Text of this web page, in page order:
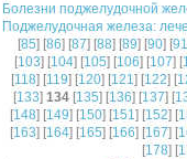
Болезни поджелудочной
Поджелудочная железа:
[85] [86] [87] [88] [89] [90] [91
[103] [104] [105] [106] [107] [
[118] [119] [120] [121] [122] [
[133] 134[135] [136] [137] [
[148] [149] [150] [151] [152] [
[163] [164] [165] [166] [167] [
[178] [